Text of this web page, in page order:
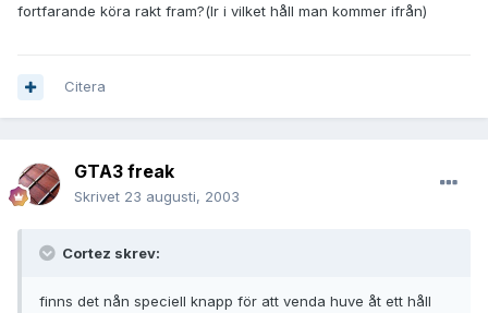
fortfarande köra rakt fram?(lr i vilket håll man kommer ifrån)
Citera
GTA3 freak
Skrivet 23 augusti, 2003
Cortez skrev:
finns det nån speciell knapp för att venda huve åt ett håll